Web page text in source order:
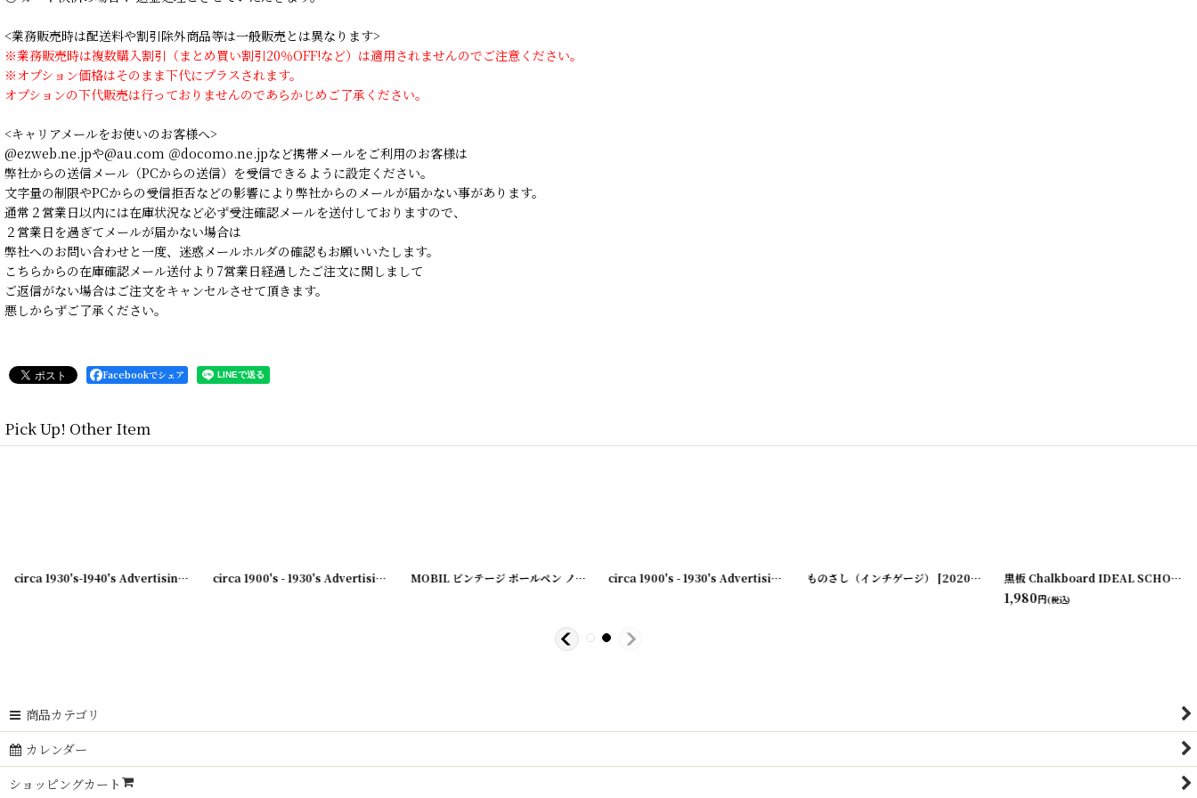
<業務販売時は配送料や割引除外商品等は一般販売とは異なります>
※業務販売時は複数購入割引（まとめ買い割引20％OFF!など）は適用されませんのでご注意ください。
※オプション価格はそのまま下代にプラスされます。
オプションの下代販売は行っておりませんのであらかじめご了承ください。
<キャリアメールをお使いのお客様へ>
@ezweb.ne.jpや@au.com ＠docomo.ne.jpなど携帯メールをご利用のお客様は
弊社からの送信メール（PCからの送信）を受信できるように設定ください。
文字量の制限やPCからの受信拒否などの影響により弊社からのメールが届かない事があります。
通常２営業日以内には在庫状況など必ず受注確認メールを送付しておりますので、
２営業日を過ぎてメールが届かない場合は
弊社へのお問い合わせと一度、迷惑メールホルダの確認もお願いいたします。
こちらからの在庫確認メール送付より7営業日経過したご注文に関しまして
ご返信がない場合はご注文をキャンセルさせて頂きます。
悪しからずご了承ください。
Facebookでシェア
Pick Up! Other Item
[ 231007-29]
circa 1930's-1940's Advertising Bill Hook A.B.BLOMQUIST &CO... アドバタイジング フック 伝票ホルダー [231007-31 ]
circa 1900's - 1930's Advertising Clip CANVAS PRODUCTS CO...アドバタイジング クリップ [231003-20]
MOBIL ビンテージ ボールペン ノベルティー/アドバタイジング [210729-11]
circa 1900's - 1930's Advertising Clip H.C.KIONKA&CO... [ 231003-11
ものさし（インチゲージ） [20200324-2 ] 黒板 Chalkboard IDEAL SCHOOL SUPPLY COMPANY NO.3428
1,980円(税込)
商品カテゴリ
カレンダー
ショッピングカート